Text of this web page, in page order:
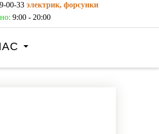
00-33электрик, форсунки
9:00 - 20:00